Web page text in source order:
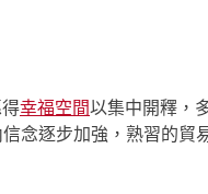
幸福空間以集中開釋，
念逐步加強，熟習的貿